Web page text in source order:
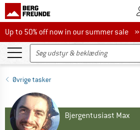
Up to 50% off now in our summer sale
Up to 50% off now in our summer sale »
Øvrige tasker
Bjergentusiast Max